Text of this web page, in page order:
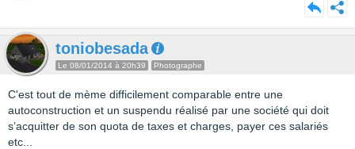
toniobesada
Le 08/01/2014 à 20h39 Photographe
C'est tout de mème difficilement comparable entre une
autoconstruction et un suspendu réalisé par une société qui doit
s’acquitter de son quota de taxes et charges, payer ces salariés
etc...